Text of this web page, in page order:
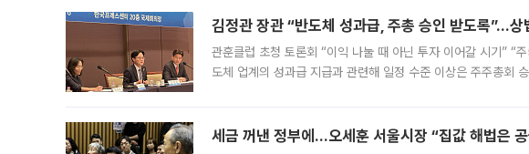
김정관 장관 “반도체 성과급, 주총 승인 받도록”…상
관훈클럽 초청 토론회 “이익 나눌 때 아닌 투자 이어갈 시기” “
도체 업계의 성과급 지급과 관련해 일정 수준 이상은 주주총회
세금 꺼낸 정부에…오세훈 서울시장 “집값 해법은